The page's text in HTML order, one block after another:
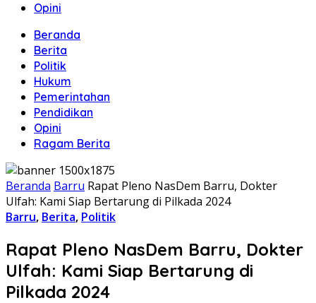
Opini
Beranda
Berita
Politik
Hukum
Pemerintahan
Pendidikan
Opini
Ragam Berita
Beranda Barru Rapat Pleno NasDem Barru, Dokter
Ulfah: Kami Siap Bertarung di Pilkada 2024
Barru, Berita, Politik
Rapat Pleno NasDem Barru, Dokter
Ulfah: Kami Siap Bertarung di
Pilkada 2024